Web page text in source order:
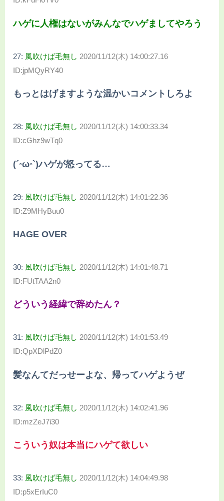
ハゲに人権はないがみんなでハゲましてやろう
27: 風吹けば毛無し 2020/11/12(木) 14:00:27.16
ID:jpMQyRY40
もっとはげますような温かいコメントしろよ
28: 風吹けば毛無し 2020/11/12(木) 14:00:33.34
ID:cGhz9wTq0
(´◦ω◦`)ハゲが怒ってる…
29: 風吹けば毛無し 2020/11/12(木) 14:01:22.36
ID:Z9MHyBuu0
HAGE OVER
30: 風吹けば毛無し 2020/11/12(木) 14:01:48.71
ID:FUtTAA2n0
どういう経緯で辞めたん？
31: 風吹けば毛無し 2020/11/12(木) 14:01:53.49
ID:QpXDlPdZ0
髪なんてだっせーよな、帰ってハゲようぜ
32: 風吹けば毛無し 2020/11/12(木) 14:02:41.96
ID:mzZeJ7i30
こういう奴は本当にハゲて欲しい
33: 風吹けば毛無し 2020/11/12(木) 14:04:49.98
ID:p5xErIuC0